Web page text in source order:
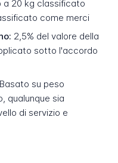
a 20 kg classificato
come merci
2,5% del valore della
sotto l'accordo
Basato su peso
qualunque sia
di servizio e